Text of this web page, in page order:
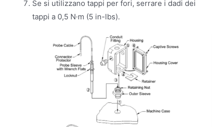
Se si utilizzano tappi per fori, serrare i dadi dei
tappi a 0,5 N·m (5 in-lbs).